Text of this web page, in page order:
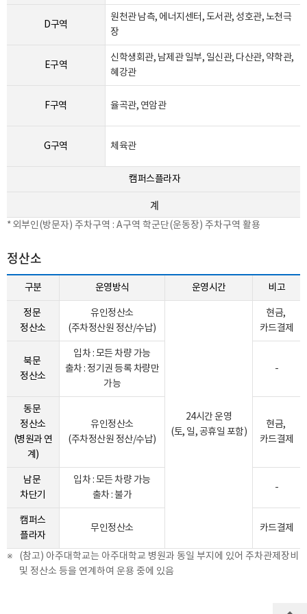
계
D구역
원천관 남측, 에너지센터, 도서관, 성호관, 노천극
장
E구역
신학생회관, 남제관 일부, 일신관, 다산관, 약학관,
혜강관
F구역 율곡관, 연암관
G구역 체육관
캠퍼스플라자
외부인(방문자) 주차구역 : A구역 학군단(운동장) 주차구역 활용
정산소
구분 운영방식 운영시간 비고
정문
정산소
유인정산소
(주차정산원 정산/수납)
24시간 운영
(토, 일, 공휴일 포함)
현금,
카드결제
북문
정산소
입차 : 모든 차량 가능
출차 : 정기권 등록 차량만
가능
-
동문
정산소
(병원과 연
계)
유인정산소
(주차정산원 정산/수납)
현금,
카드결제
남문
차단기
입차 : 모든 차량 가능
출차 : 불가
-
캠퍼스
플라자
무인정산소 카드결제
(참고) 아주대학교는 아주대학교 병원과 동일 부지에 있어 주차관제장비
및 정산소 등을 연계하여 운용 중에 있음